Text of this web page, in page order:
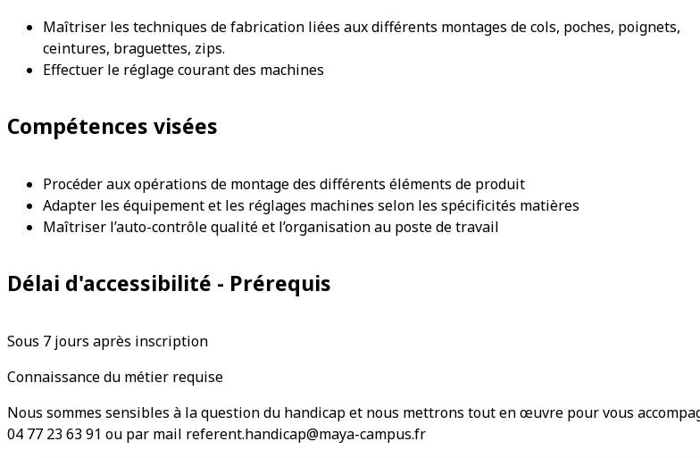
Maîtriser les techniques de fabrication liées aux différents montages de cols, poches, poignets,
ceintures, braguettes, zips.
Effectuer le réglage courant des machines
Compétences visées
Procéder aux opérations de montage des différents éléments de produit
Adapter les équipement et les réglages machines selon les spécificités matières
Maîtriser l’auto-contrôle qualité et l’organisation au poste de travail
Délai d'accessibilité - Prérequis
Sous 7 jours après inscription
Connaissance du métier requise
Nous sommes sensibles à la question du handicap et nous mettrons tout en œuvre pour vous
04 77 23 63 91 ou par mail referent.handicap@maya-campus.fr